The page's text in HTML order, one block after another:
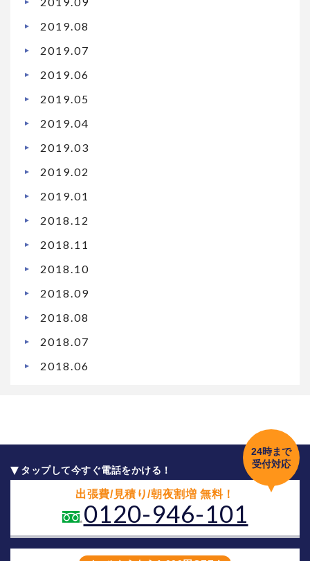
2019.08
2019.07
2019.06
2019.05
2019.04
2019.03
2019.02
2019.01
2018.12
2018.11
2018.10
2018.09
2018.08
2018.07
2018.06
タップして今すぐ電話をかける！
24時まで
受付対応
出張費/見積り/朝夜割増 無料！
0120-946-101